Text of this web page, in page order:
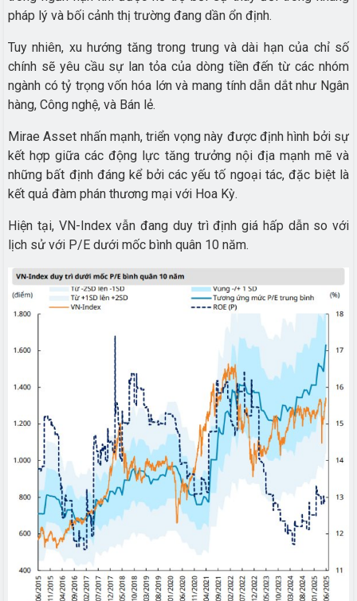
pháp lý và bối cảnh thị trường đang dần ổn định.
Tuy nhiên, xu hướng tăng trong trung và dài hạn của chỉ số
chính sẽ yêu cầu sự lan tỏa của dòng tiền đến từ các nhóm
ngành có tỷ trọng vốn hóa lớn và mang tính dẫn dắt như Ngân
hàng, Công nghệ, và Bán lẻ.
Mirae Asset nhấn mạnh, triển vọng này được định hình bởi sự
kết hợp giữa các động lực tăng trưởng nội địa mạnh mẽ và
những bất định đáng kể bởi các yếu tố ngoại tác, đặc biệt là
kết quả đàm phán thương mại với Hoa Kỳ.
Hiện tại, VN-Index vẫn đang duy trì định giá hấp dẫn so với
lịch sử với P/E dưới mốc bình quân 10 năm.